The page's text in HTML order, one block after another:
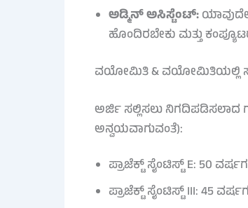
ಅಡ್ಮಿನ್ ಅಸಿಸ್ಟೆಂಟ್:ಯಾವುದೇ
ಹೊಂದಿರಬೇಕು ಮತ್ತು
ವಯೋಮಿತಿ & ವಯೋಮಿತಿಯಲ್ಲಿ
ಅರ್ಜಿ ಸಲ್ಲಿಸಲು ನಿಗದಿಪಡಿಸಲಾದ
ಅನ್ವಯವಾಗುವಂತೆ):
ಪ್ರಾಜೆಕ್ಟ್ ಸೈಂಟಿಸ್ಟ್ E: 50
ಪ್ರಾಜೆಕ್ಟ್ ಸೈಂಟಿಸ್ಟ್ III: 45